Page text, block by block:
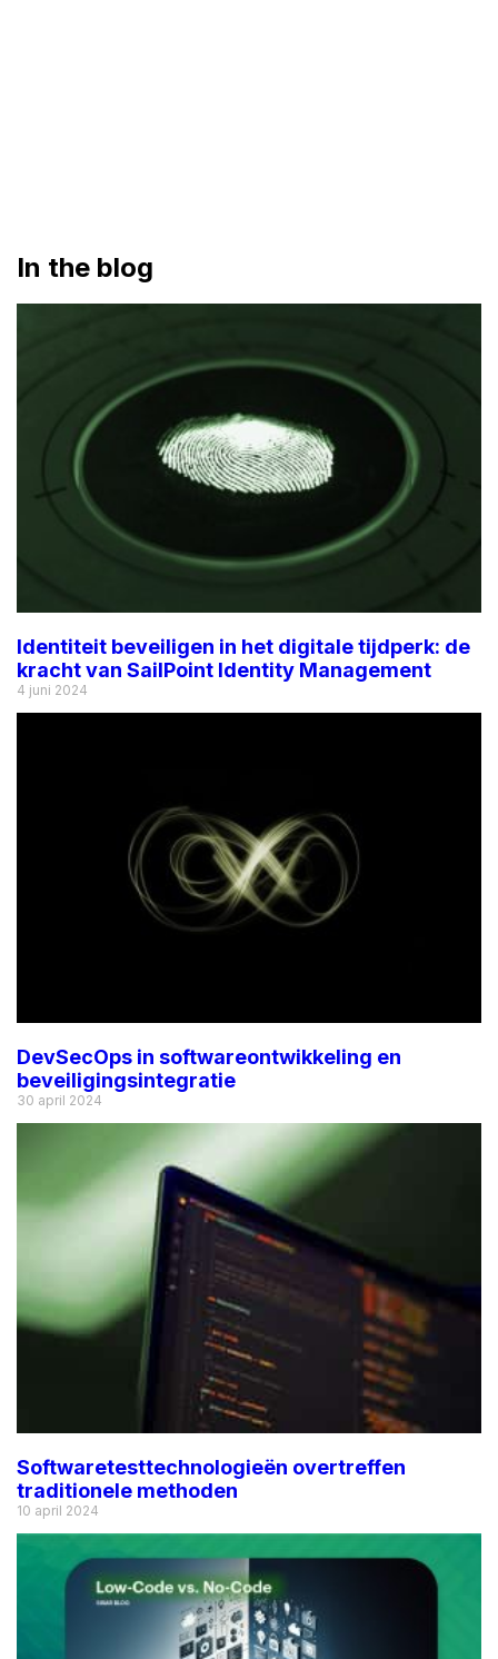
In the blog
Identiteit beveiligen in het digitale tijdperk: de
kracht van SailPoint Identity Management
4 juni 2024
DevSecOps in softwareontwikkeling en
beveiligingsintegratie
30 april 2024
Softwaretesttechnologieën overtreffen
traditionele methoden
10 april 2024